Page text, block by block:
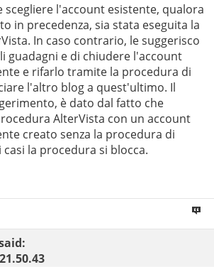
scegliere l'account esistente, qualora
in precedenza, sia stata eseguita la
In caso contrario, le suggerisco
guadagni e di chiudere l'account
e rifarlo tramite la procedura di
l'altro blog a quest'ultimo. Il
è dato dal fatto che
AlterVista con un account
creato senza la procedura di
la procedura si blocca.
21.50.43